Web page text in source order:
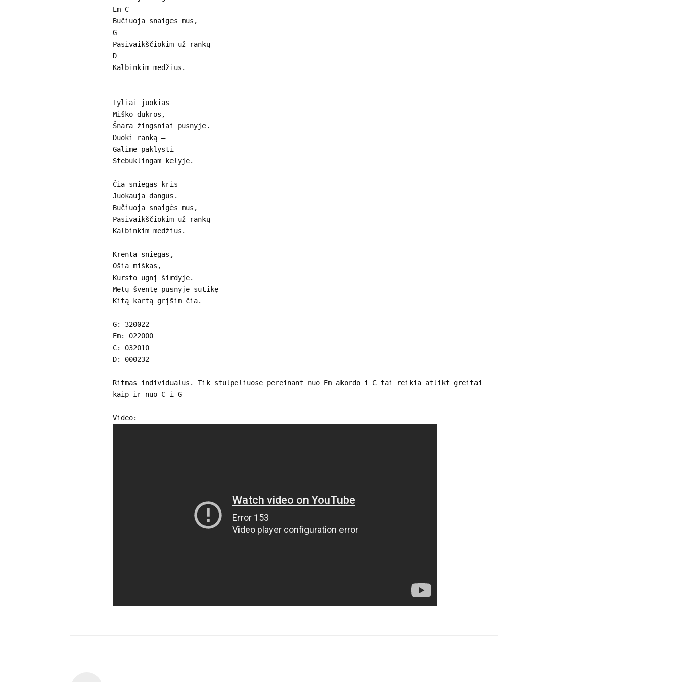
Em C
Bučiuoja snaigės mus,
G
Pasivaikščiokim už rankų
D
Kalbinkim medžius.
Tyliai juokias
Miško dukros,
Šnara žingsniai pusnyje.
Duoki ranką –
Galime paklysti
Stebuklingam kelyje.
Čia sniegas kris –
Juokauja dangus.
Bučiuoja snaigės mus,
Pasivaikščiokim už rankų
Kalbinkim medžius.
Krenta sniegas,
Ošia miškas,
Kursto ugnį širdyje.
Metų šventę pusnyje sutikę
Kitą kartą grįšim čia.
G: 320022
Em: 022000
C: 032010
D: 000232
Ritmas individualus. Tik stulpeliuose pereinant nuo Em akordo i C tai reikia atlikt greitai
kaip ir nuo C i G
Video: